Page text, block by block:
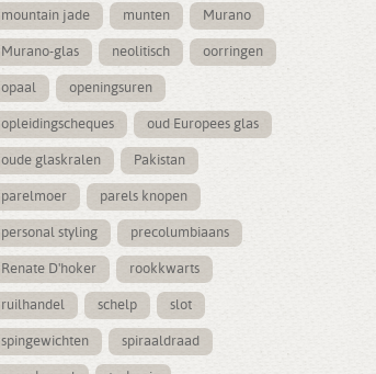
mountain jade munten Murano
Murano-glas neolitisch oorringen
opaal openingsuren
opleidingscheques oud Europees glas
oude glaskralen Pakistan
parelmoer parels knopen
personal styling precolumbiaans
Renate D'hoker rookkwarts
ruilhandel schelp slot
spingewichten spiraaldraad